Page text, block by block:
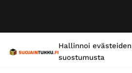
Hallinnoi evästeiden
suostumusta